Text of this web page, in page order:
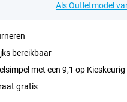
Als Outletmodel
bereikbaar
met een 9,1 op Kieskeurig
gratis